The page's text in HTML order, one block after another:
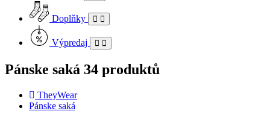
Doplňky
Výpredaj
Pánske saká 34 produktů
TheyWear
Pánske saká